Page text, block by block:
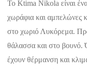
Το Ktima Nikola είναι
χωράφια και αμπελώνες
στο χωριό Λυκόρεμα.
θάλασσα και στο βουνό.
έχουν θέρμανση και